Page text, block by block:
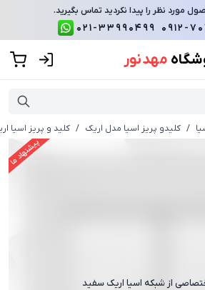
مورد نظر را پیدا نکردید تماس بگیرید.
0912-
021-33990499
مهد نور
/ کلیدو پریز اسیا مدل اریک / کلید و پریز اسیا
پیشنهاد ما
از شبکه اسیا اریک سفید